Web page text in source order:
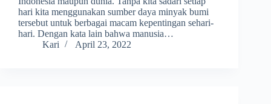
hari kita menggunakan sumber daya minyak bumi
tersebut untuk berbagai macam kepentingan sehari-
hari. Dengan kata lain bahwa manusia…
Kari
April 23, 2022